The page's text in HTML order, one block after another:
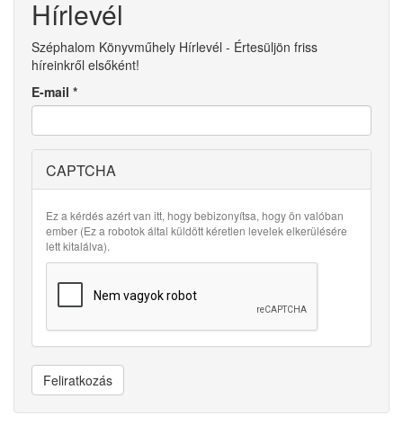
Hírlevél
Széphalom Könyvműhely Hírlevél - Értesüljön friss
híreinkről elsőként!
E-mail *
CAPTCHA
Ez a kérdés azért van itt, hogy bebizonyítsa, hogy ön valóban
ember (Ez a robotok által küldött kéretlen levelek elkerülésére
lett kitalálva).
Feliratkozás